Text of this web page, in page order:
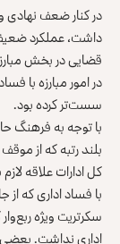
در کنار ضعف نهادی
داشت، عملکرد
قضایی در بخش
در امور مبارزه با
سست‌تر کرده بود.
با توجه به فرهنگ
بلند رتبه که از
کل ادارات علاقه
با فساد اداری که از
سکرتریت ویژه
اداری نداشت.